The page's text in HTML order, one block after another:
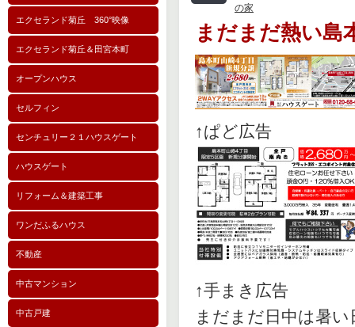
エクセランド菊丘 360°映像
エクセランド菊丘＆田宮本町
オープンハウス
セルフィン
センチュリー２１ハウスゲート
ハウスゲート
リフォーム＆建築工事
ワンだふるハウス
不動産
中古マンション
中古戸建
の家
まだまだ熱い島
↑ぱど広告
↑手まき広告
まだまだ日中は暑